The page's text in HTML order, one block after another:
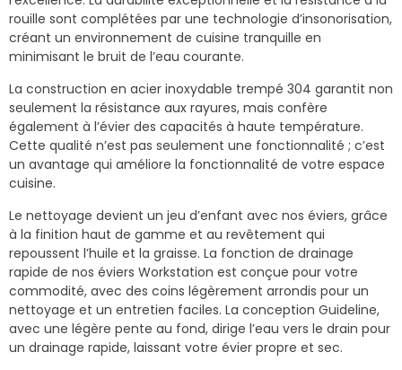
rouille sont complétées par une technologie d’insonorisation,
créant un environnement de cuisine tranquille en
minimisant le bruit de l’eau courante.
La construction en acier inoxydable trempé 304 garantit non
seulement la résistance aux rayures, mais confère
également à l’évier des capacités à haute température.
Cette qualité n’est pas seulement une fonctionnalité ; c’est
un avantage qui améliore la fonctionnalité de votre espace
cuisine.
Le nettoyage devient un jeu d’enfant avec nos éviers, grâce
à la finition haut de gamme et au revêtement qui
repoussent l’huile et la graisse. La fonction de drainage
rapide de nos éviers Workstation est conçue pour votre
commodité, avec des coins légèrement arrondis pour un
nettoyage et un entretien faciles. La conception Guideline,
avec une légère pente au fond, dirige l’eau vers le drain pour
un drainage rapide, laissant votre évier propre et sec.